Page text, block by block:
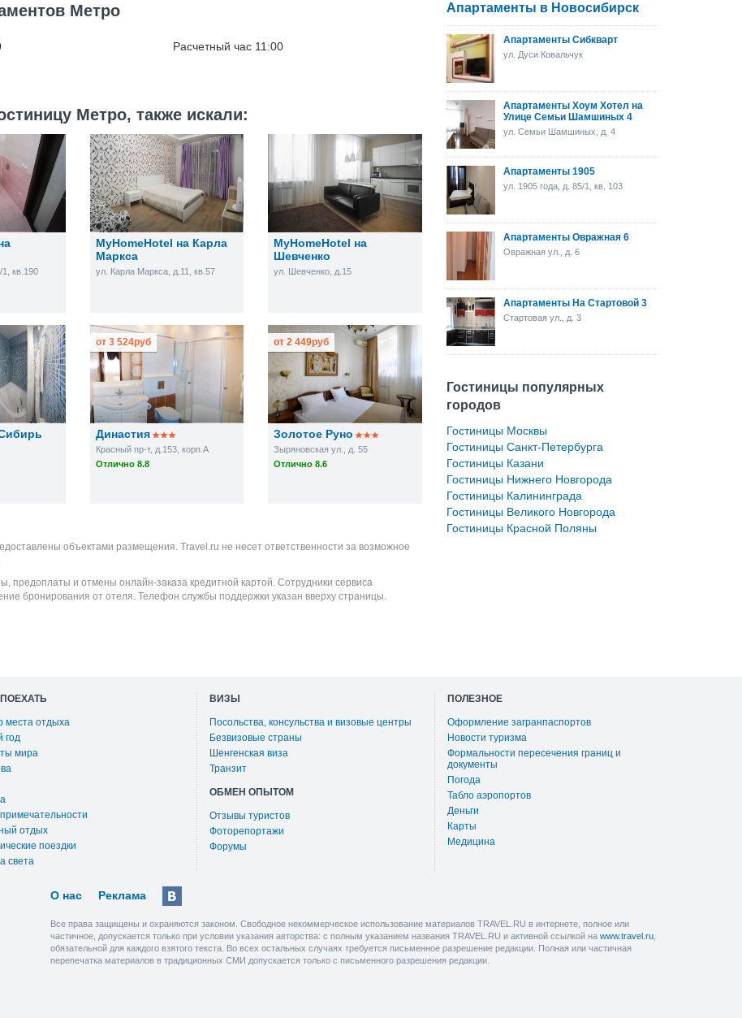
Метро
Расчетный час 11:00
Метро, также искали:
кв.190
MyHomeHotel на Карла
Маркса
ул. Карла Маркса, д.11, кв.57
MyHomeHotel на
Шевченко
ул. Шевченко, д.15
Династия
Красный пр-т, д.153, корп.А
Отлично 8.8
от 3 524руб
Золотое Руно
Зыряновская ул., д. 55
Отлично 8.6
от2 449руб
объектами размещения. Travel.ru не несет ответственности за возможное
предоплаты и отмены онлайн-заказа кредитной картой. Сотрудники сервиса
бронирования от отеля. Телефон службы поддержки указан вверху страницы.
Апартаменты в Новосибирск
Апартаменты Сибкварт
ул. Дуси Ковальчук
Апартаменты Хоум Хотел на
Улице Семьи Шамшиных 4
ул. Семьи Шамшиных, д. 4
Апартаменты 1905
ул. 1905 года, д. 85/1, кв. 103
Апартаменты Овражная 6
Овражная ул., д. 6
Апартаменты На Стартовой 3
Стартовая ул., д. 3
Гостиницы популярных
городов
Гостиницы Москвы
Гостиницы Санкт-Петербурга
Гостиницы Казани
Гостиницы Нижнего Новгорода
Гостиницы Калининграда
Гостиницы Великого Новгорода
Гостиницы Красной Поляны
ПОЕХАТЬ
места отдыха
год
мира
отдых
поездки
света
ВИЗЫ
Посольства, консульства и визовые центры
Безвизовые страны
Шенгенская виза
Транзит
ОБМЕН ОПЫТОМ
Отзывы туристов
Фоторепортажи
Форумы
ПОЛЕЗНОЕ
Оформление загранпаспортов
Новости туризма
Формальности пересечения границ и
документы
Погода
Табло аэропортов
Деньги
Карты
Медицина
О нас Реклама
Все права защищены и охраняются законом. Свободное некоммерческое использование материалов TRAVEL.RU в интернете, полное или
частичное, допускается только при условии указания авторства: с полным указанием названия TRAVEL.RU и активной ссылкой на www.travel.ru
обязательной для каждого взятого текста. Во всех остальных случаях требуется письменное разрешение редакции. Полная или частичная
перепечатка материалов в традиционных СМИ допускается только с письменного разрешения редакции.